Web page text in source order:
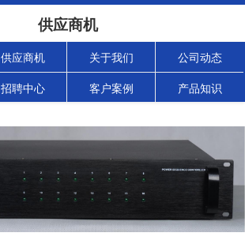
供应商机
供应商机 关于我们 公司动态
招聘中心 客户案例 产品知识